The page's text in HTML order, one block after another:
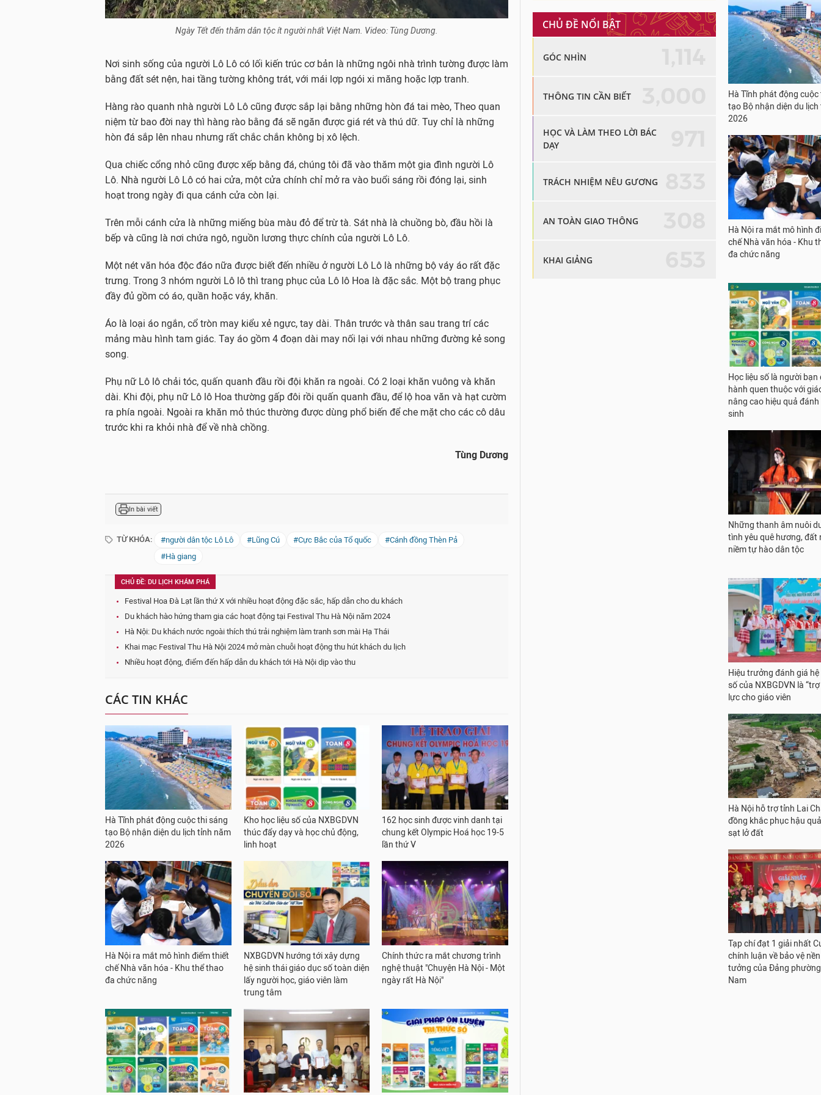
V
d
e
o
Ngày Tết đến thăm dân tộc ít người nhất Việt Nam. Video: Tùng Dương.
Nơi sinh sống của người Lô Lô có lối kiến trúc cơ bản là những ngôi nhà trình tường được làm
bằng đất sét nện, hai tầng tường không trát, với mái lợp ngói xi măng hoặc lợp tranh.
Hàng rào quanh nhà người Lô Lô cũng được sắp lại bằng những hòn đá tai mèo, Theo quan
niệm từ bao đời nay thì hàng rào bằng đá sẽ ngăn được giá rét và thú dữ. Tuy chỉ là những
hòn đá sắp lên nhau nhưng rất chắc chắn không bị xô lệch.
Qua chiếc cổng nhỏ cũng được xếp bằng đá, chúng tôi đã vào thăm một gia đình người Lô
Lô. Nhà người Lô Lô có hai cửa, một cửa chính chỉ mở ra vào buổi sáng rồi đóng lại, sinh
hoạt trong ngày đi qua cánh cửa còn lại.
Trên mỗi cánh cửa là những miếng bùa màu đỏ để trừ tà. Sát nhà là chuồng bò, đầu hồi là
bếp và cũng là nơi chứa ngô, nguồn lương thực chính của người Lô Lô.
Một nét văn hóa độc đáo nữa được biết đến nhiều ở người Lô Lô là những bộ váy áo rất đặc
trưng. Trong 3 nhóm người Lô lô thì trang phục của Lô lô Hoa là đặc sắc. Một bộ trang phục
đầy đủ gồm có áo, quần hoặc váy, khăn.
Áo là loại áo ngắn, cổ tròn may kiểu xẻ ngực, tay dài. Thân trước và thân sau trang trí các
mảng màu hình tam giác. Tay áo gồm 4 đoạn dài may nối lại với nhau những đường kẻ song
song.
Phụ nữ Lô lô chải tóc, quấn quanh đầu rồi đội khăn ra ngoài. Có 2 loại khăn vuông và khăn
dài. Khi đội, phụ nữ Lô lô Hoa thường gấp đôi rồi quấn quanh đầu, để lộ hoa văn và hạt cườm
ra phía ngoài. Ngoài ra khăn mỏ thúc thường được dùng phổ biến để che mặt cho các cô dâu
trước khi ra khỏi nhà để về nhà chồng.
Tùng Dương
In bài viết
TỪ KHÓA: #người dân tộc Lô Lô #Lũng Cú #Cực Bắc của Tổ quốc
#Cánh đồng Thèn Pả
#Hà giang
CHỦ ĐỀ: DU LỊCH KHÁM PHÁ
Festival Hoa Đà Lạt lần thứ X với nhiều hoạt động đặc sắc, hấp dẫn cho du khách
Du khách hào hứng tham gia các hoạt động tại Festival Thu Hà Nội năm 2024
Hà Nội: Du khách nước ngoài thích thú trải nghiệm làm tranh sơn mài Hạ Thái
Khai mạc Festival Thu Hà Nội 2024 mở màn chuỗi hoạt động thu hút khách du lịch
Nhiều hoạt động, điểm đến hấp dẫn du khách tới Hà Nội dịp vào thu
CÁC TIN KHÁC
Hà Tĩnh phát động cuộc thi sáng
tạo Bộ nhận diện du lịch tỉnh năm
2026
Kho học liệu số của NXBGDVN
thúc đẩy dạy và học chủ động,
linh hoạt
162 học sinh được vinh danh tại
chung kết Olympic Hoá học 19-5
lần thứ V
Hà Nội ra mắt mô hình điểm thiết
chế Nhà văn hóa - Khu thể thao
đa chức năng
NXBGDVN hướng tới xây dựng
hệ sinh thái giáo dục số toàn diện
lấy người học, giáo viên làm
trung tâm
Chính thức ra mắt chương trình
nghệ thuật "Chuyện Hà Nội - Một
ngày rất Hà Nội"
CHỦ ĐỀ NỔI BẬT
GÓC NHÌN
THÔNG TIN CẦN BIẾT
HỌC VÀ LÀM THEO LỜI BÁC
DẠY
TRÁCH NHIỆM NÊU GƯƠNG
AN TOÀN GIAO THÔNG
KHAI GIẢNG
Hà Tĩnh phát động
tạo Bộ nhận diện du
2026
Hà Nội ra mắt mô hình
chế Nhà văn hóa - Khu
đa chức năng
Học liệu số là người bạn
hành quen thuộc với
nâng cao hiệu quả
sinh
Những thanh âm nuôi
tình yêu quê hương, đất
niềm tự hào dân tộc
Hiệu trưởng đánh giá
số của NXBGDVN là “trợ
lực cho giáo viên
Hà Nội hỗ trợ tỉnh Lai
đồng khắc phục hậu
sạt lở đất
Tạp chí đạt 1 giải nhất
chính luận về bảo vệ
tưởng của Đảng
Nam